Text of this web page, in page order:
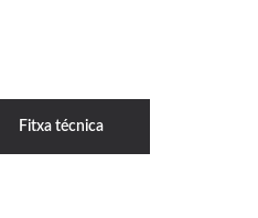
Fitxa técnica